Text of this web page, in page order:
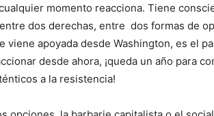
momento reacciona. Tiene
dos derechas, entre dos formas de
viene apoyada desde Washington, es el
desde ahora, ¡queda un año para
a la resistencia!